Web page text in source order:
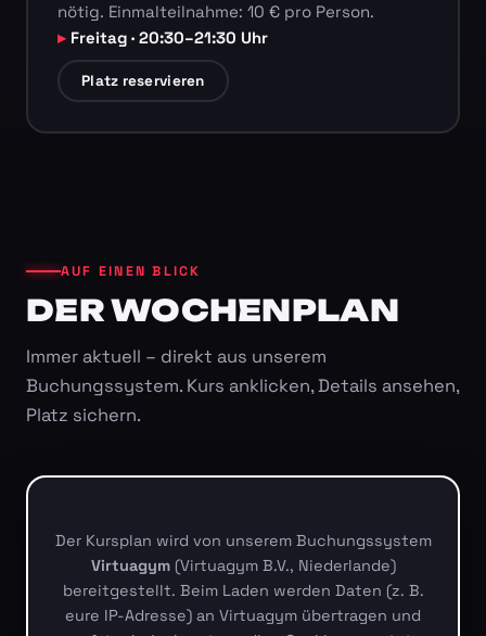
nötig. Einmalteilnahme: 10 € pro Person.
Freitag · 20:30–21:30 Uhr
Platz reservieren
AUF EINEN BLICK
DER WOCHENPLAN
Immer aktuell – direkt aus unserem
Buchungssystem. Kurs anklicken, Details ansehen,
Platz sichern.
Der Kursplan wird von unserem Buchungssystem
Virtuagym(Virtuagym B.V., Niederlande)
bereitgestellt. Beim Laden werden Daten (z. B.
eure IP-Adresse) an Virtuagym übertragen und